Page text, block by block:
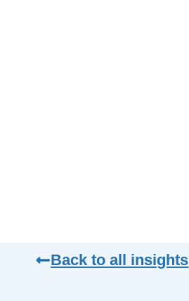
Back to all insights